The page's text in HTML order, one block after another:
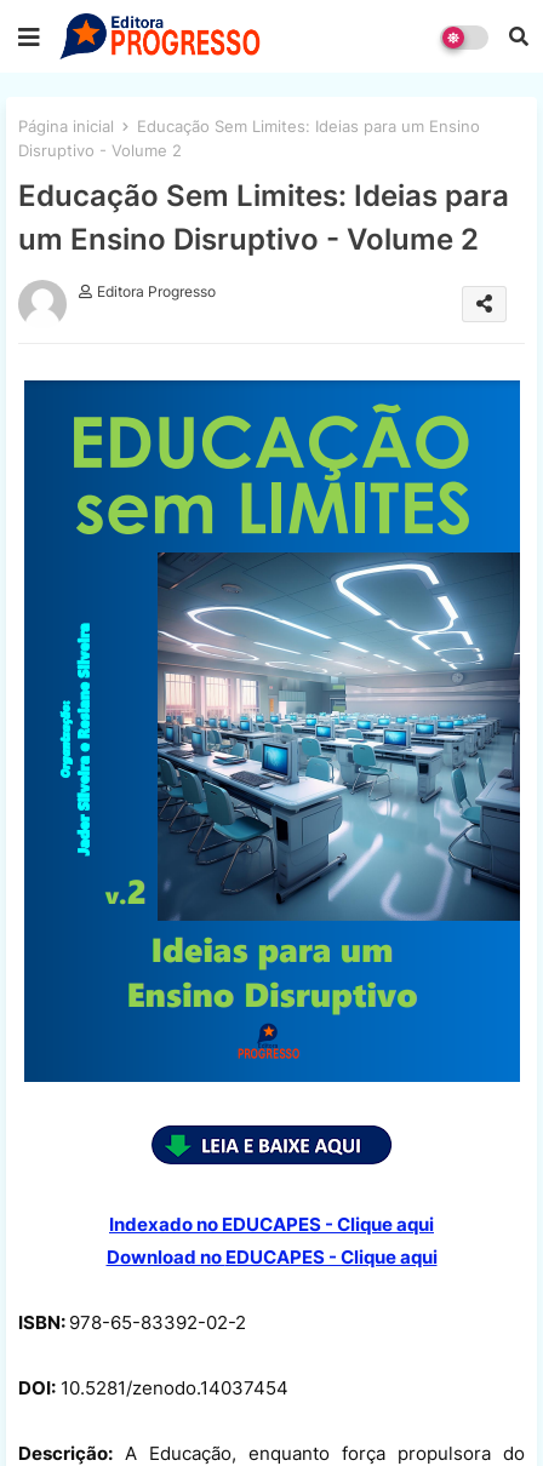
Página inicial
Educação Sem Limites: Ideias para um Ensino
Disruptivo - Volume 2
Educação Sem Limites: Ideias para
um Ensino Disruptivo - Volume 2
Editora Progresso
Indexado no EDUCAPES - Clique aqui
Download no EDUCAPES - Clique aqui
ISBN: 978-65-83392-02-2
DOI: 10.5281/zenodo.14037454
Descrição: A Educação, enquanto força propulsora do